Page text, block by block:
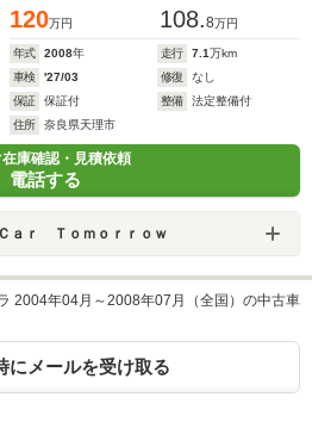
120万円 108.8万円
年式 2008年 走行 7.1万km
車検
'27/03 修復
なし
保証
保証付 整備
法定整備付
住所
奈良県天理市
庫確認・見積依頼
電話する
ａｒ Ｔｏｍｏｒｒｏｗ
2004年04月～2008年07月（全国）の中古車
にメールを受け取る